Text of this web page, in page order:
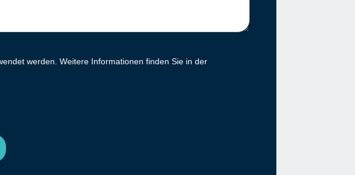
werden. Weitere Informationen finden Sie in der